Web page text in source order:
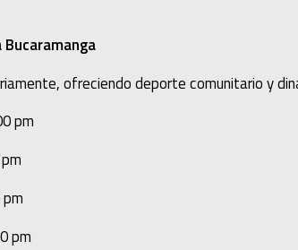
ofreciendo deporte comunitario y
pm
pm